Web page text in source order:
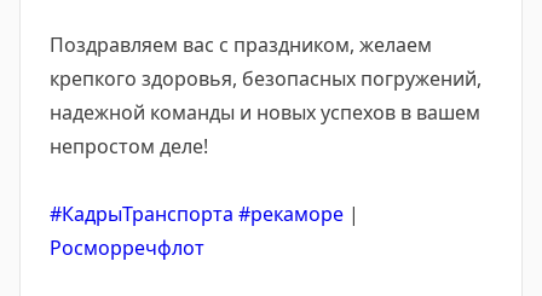
Поздравляем вас с праздником, желаем
крепкого здоровья, безопасных погружений,
надежной команды и новых успехов в вашем
непростом деле!
#КадрыТранспорта #рекаморе |
Росморречфлот